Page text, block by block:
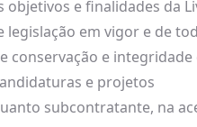
objetivos e finalidades da
legislação em vigor e de
conservação e
e projetos
subcontratante, na